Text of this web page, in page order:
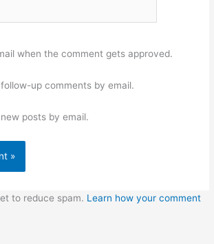
when the comment gets approved.
up comments by email.
posts by email.
to reduce spam. Learn how your comment